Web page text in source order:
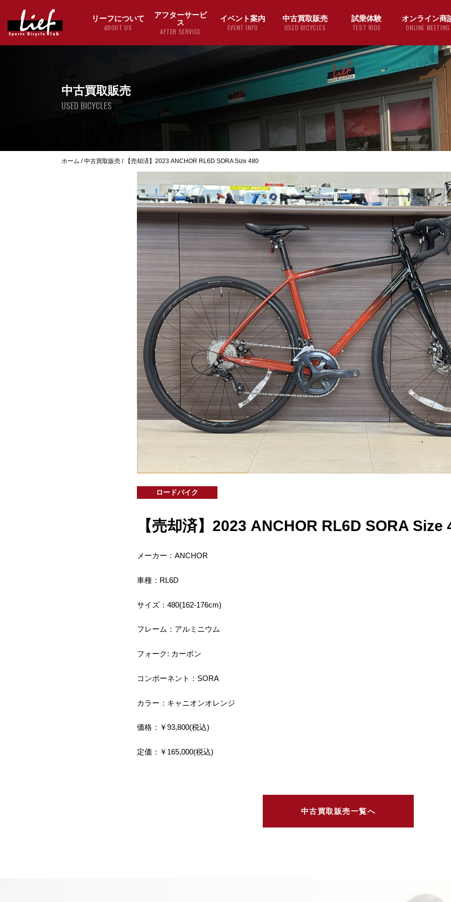
リーフについて
ABOUT US
アフターサービ
ス
AFTER SERVICE
イベント案内
EVENT INFO
中古買取販売
USED BICYCLES
試乗体験
TEST RIDE
オンライン商
ONLINE MEETING
中古買取販売
USED BICYCLES
ホーム /中古買取販売 / 【売却済】2023 ANCHOR RL6D SORA Size 480
ロードバイク
【売却済】2023 ANCHOR RL6D SORA Size
メーカー：ANCHOR
車種：RL6D
サイズ：480(162-176cm)
フレーム：アルミニウム
フォーク: カーボン
コンポーネント：SORA
カラー：キャニオンオレンジ
価格：￥93,800(税込)
定価：￥165,000(税込)
中古買取販売一覧へ